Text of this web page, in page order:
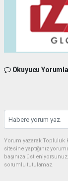
Okuyucu
Yorum yazarak Topluluk
sitesine yaptığınız
başınıza
sorumlu tutulamaz.